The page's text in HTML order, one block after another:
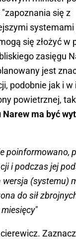
się z
systemami
się złożyć w
zasięgu
jest
podobnie jak i w
powietrznej,
ma być
poinformowano,
i podczas jej
wersja (systemu)
do sił